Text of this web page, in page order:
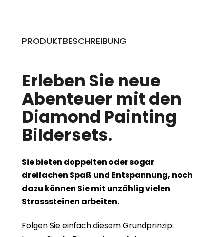
PRODUKTBESCHREIBUNG
Erleben Sie neue
Abenteuer mit den
Diamond Painting
Bildersets.
Sie bieten doppelten oder sogar
dreifachen Spaß und Entspannung, noch
dazu können Sie mit unzählig vielen
Strasssteinen arbeiten.
Folgen Sie einfach diesem Grundprinzip: